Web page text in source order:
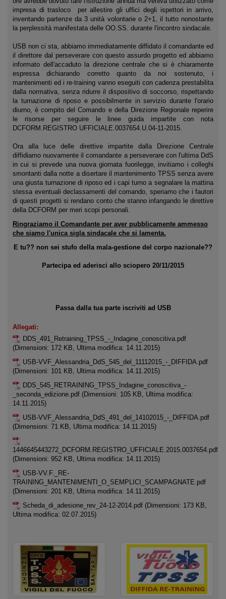
impresa di trasloco per allestire gli uffici degli ispettori in arrivo,
inventando partenze da 3 unità volontarie o 2+1, il tutto nonostante
la perplessità manifestata delle OO.SS. durante l'incontro sindacale.
USB non ci sta, abbiamo immediatamente diffidato il comandante ed
il direttore dal perseverare con questo assurdo progetto ed abbiamo
informato dell'accaduto la direzione centrale che si è chiaramente
espressa dichiarando corretto quanto da noi sostenuto, i
mantenimenti ed i re-training vanno eseguiti con cadenza prestabilita
dalla normativa, senza ridurre il dispositivo di soccorso, rispettando
la turnazione di riposo e possibilmente in servizio durante l'orario
diurno, è compito del Comando e della Direzione Regionale reperire
le risorse per seguire le linee guida impartite con nota
DCFORM.REGISTRO UFFICIALE.0037654.U.04-11-2015.
Ora alla luce delle direttive impartite dalla Direzione Centrale
diffidiamo nuovamente il comandante a perseverare con l'ultima DdS
in cui si prevede una nuova giornata fuorilegge, invitiamo i colleghi
smontanti dalla notte a disertare il mantenimento TPSS senza avere
una giusta turnazione di riposo ed i capi turno a segnalare la mattina
stessa eventuali declassamenti del comando, speriamo che i fautori
di questi progetti si rendano conto che stanno infangando le direttive
della DCFORM per meri scopi personali.
Ringraziamo il Comandante per aver pubblicamente ammesso
che siamo l'unica sigla sindacale che si lamenta.
E tu?? non sei stufo della mala-gestione del corpo nazionale??
Partecipa ed aderisci allo sciopero 20/11/2015
Passa dalla tua parte iscriviti ad USB
Allegati:
DDS_491_Retraining_TPSS_-_Indagine_conoscitiva.pdf
(Dimensioni: 172 KB, Ultima modifica: 14.11.2015)
USB-VVF_Alessandria_DdS_545_del_11112015_-_DIFFIDA.pdf
(Dimensioni: 101 KB, Ultima modifica: 14.11.2015)
DDS_545_RETRAINING_TPSS_Indagine_conoscitiva_-
_seconda_edizione.pdf (Dimensioni: 105 KB, Ultima modifica:
14.11.2015)
USB-VVF_Alessandria_DdS_491_del_14102015_-_DIFFIDA.pdf
(Dimensioni: 71 KB, Ultima modifica: 14.11.2015)
1446645443272_DCFORM.REGISTRO_UFFICIALE.2015.0037654.pdf
(Dimensioni: 952 KB, Ultima modifica: 14.11.2015)
USB-VV.F._RE-
TRAINING_MANTENIMENTI_O_SEMPLICI_SCAMPAGNATE.pdf
(Dimensioni: 201 KB, Ultima modifica: 14.11.2015)
Scheda_di_adesione_rev_24-12-2014.pdf (Dimensioni: 173 KB,
Ultima modifica: 02.07.2015)